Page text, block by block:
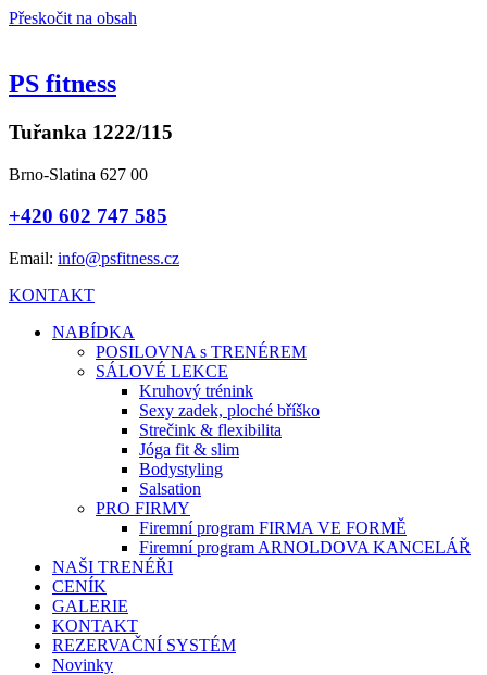
Přeskočit na obsah
PS fitness
Tuřanka 1222/115
Brno-Slatina 627 00
+420 602 747 585
Email: info@psfitness.cz
KONTAKT
NABÍDKA
POSILOVNA s TRENÉREM
SÁLOVÉ LEKCE
Kruhový trénink
Sexy zadek, ploché bříško
Strečink & flexibilita
Jóga fit & slim
Bodystyling
Salsation
PRO FIRMY
Firemní program FIRMA VE FORMĚ
Firemní program ARNOLDOVA KANCELÁŘ
NAŠI TRENÉŘI
CENÍK
GALERIE
KONTAKT
REZERVAČNÍ SYSTÉM
Novinky